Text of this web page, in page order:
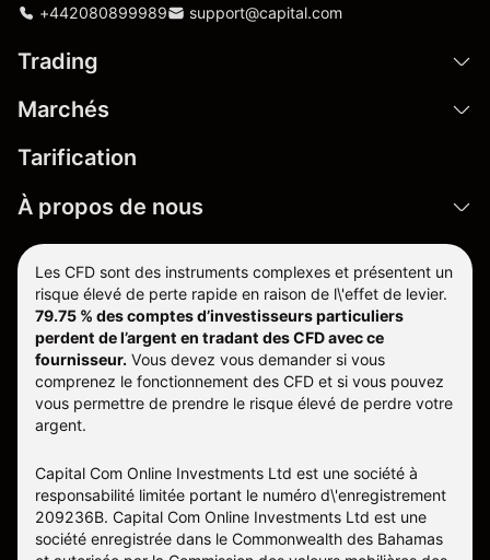
+442080899989 support@capital.com
Trading
Marchés
Tarification
À propos de nous
Les CFD sont des instruments complexes et présentent un
risque élevé de perte rapide en raison de l\'effet de levier.
79.75 % des comptes d’investisseurs particuliers
perdent de l’argent en tradant des CFD avec ce
fournisseur. Vous devez vous demander si vous
comprenez le fonctionnement des CFD et si vous pouvez
vous permettre de prendre le risque élevé de perdre votre
argent.
Capital Com Online Investments Ltd est une société à
responsabilité limitée portant le numéro d\'enregistrement
209236B. Capital Com Online Investments Ltd est une
société enregistrée dans le Commonwealth des Bahamas